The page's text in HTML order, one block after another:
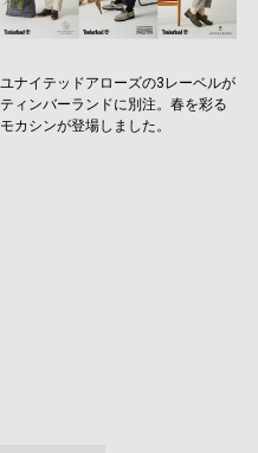
ユナイテッドアローズの3レーベルが
ティンバーランドに別注。春を彩る
モカシンが登場しました。